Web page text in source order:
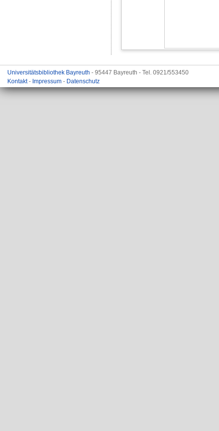
Universitätsbibliothek Bayreuth - 95447 Bayreuth - Tel. 0921/553450
Kontakt- Impressum - Datenschutz